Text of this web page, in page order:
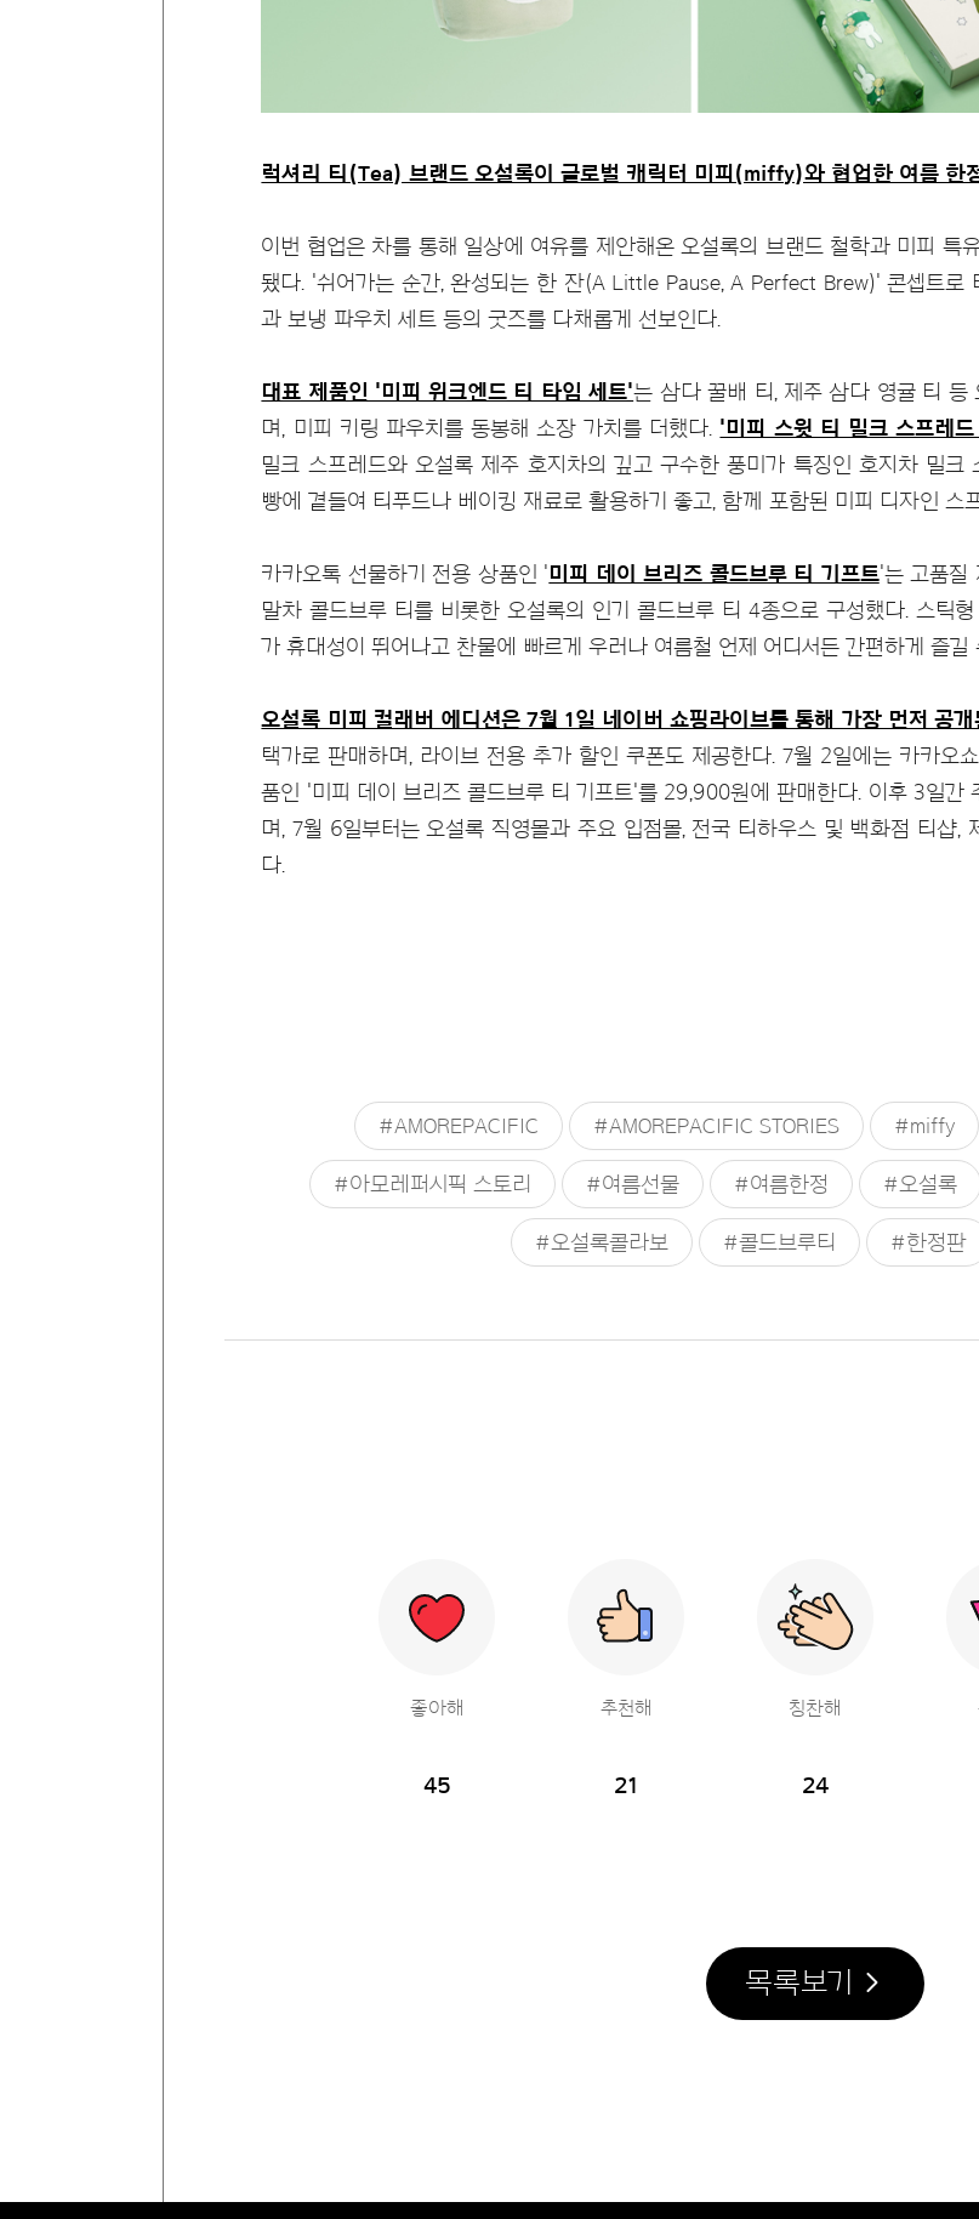
럭셔리 티(Tea) 브랜드 오설록이 글로벌 캐릭터 미피(miffy)와 협업한 여름 한
이번 협업은 차를 통해 일상에 여유를 제안해온 오설록의 브랜드 철학과 미피 특
됐다. '쉬어가는 순간, 완성되는 한 잔(A Little Pause, A Perfect Brew)' 콘셉트로
과 보냉 파우치 세트 등의 굿즈를 다채롭게 선보인다.
대표 제품인 '미피 위크엔드 티 타임 세트'는 삼다 꿀배 티, 제주 삼다 영귤 티 등
며, 미피 키링 파우치를 동봉해 소장 가치를 더했다. '미피 스윗 티 밀크 스프레
밀크 스프레드와 오설록 제주 호지차의 깊고 구수한 풍미가 특징인 호지차 밀
빵에 곁들여 티푸드나 베이킹 재료로 활용하기 좋고, 함께 포함된 미피 디자인 스
카카오톡 선물하기 전용 상품인 '미피 데이 브리즈 콜드브루 티 기프트'는 고품질
말차 콜드브루 티를 비롯한 오설록의 인기 콜드브루 티 4종으로 구성했다. 스틱
가 휴대성이 뛰어나고 찬물에 빠르게 우러나 여름철 언제 어디서든 간편하게 즐길
오설록 미피 컬래버 에디션은 7월 1일 네이버 쇼핑라이브를 통해 가장 먼저 공개
택가로 판매하며, 라이브 전용 추가 할인 쿠폰도 제공한다. 7월 2일에는 카카오
품인 '미피 데이 브리즈 콜드브루 티 기프트'를 29,900원에 판매한다. 이후 3일
며, 7월 6일부터는 오설록 직영몰과 주요 입점몰, 전국 티하우스 및 백화점 티샵,
다.
#AMOREPACIFIC #AMOREPACIFIC STORIES #miffy
#아모레퍼시픽 스토리 #여름선물 #여름한정 #오설록
#오설록콜라보 #콜드브루티 #한정판
좋아해
45
추천해
21
칭찬해
24
목록보기